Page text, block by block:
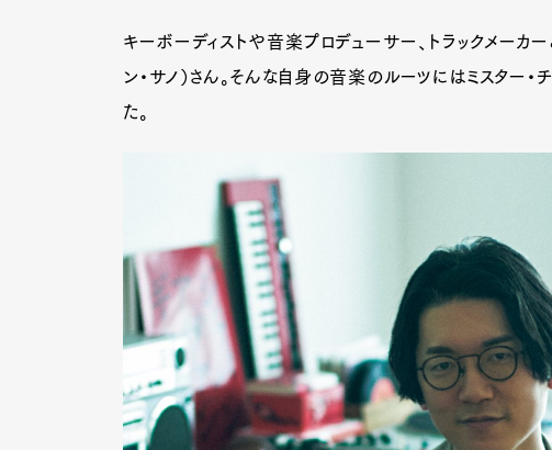
キーボーディストや音楽プロデューサー、トラックメー
ン・サノ）さん。そんな自身の音楽のルーツにはミスター
た。